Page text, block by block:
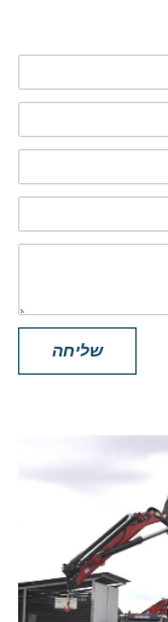
שליחה